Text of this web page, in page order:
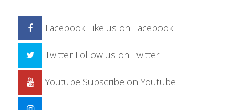
Facebook Like us on Facebook
Twitter Follow us on Twitter
Youtube Subscribe on Youtube